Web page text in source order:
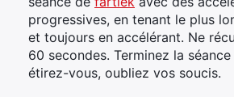
progressives, en tenant le plus
et toujours en accélérant. Ne
60 secondes. Terminez la
étirez-vous, oubliez vos soucis.